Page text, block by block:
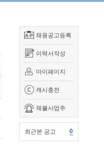
채용공고등록
이력서작성
마이페이지
캐시충전
체불사업주
최근본 공고 0